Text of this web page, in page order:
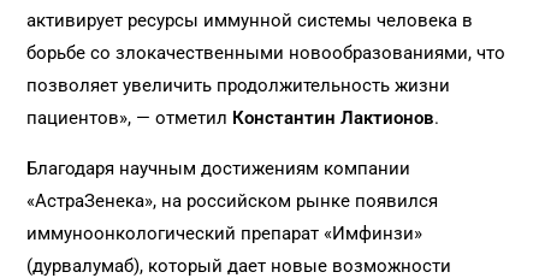
активирует ресурсы иммунной системы человека в
борьбе со злокачественными новообразованиями, что
позволяет увеличить продолжительность жизни
пациентов», — отметил Константин Лактионов.
Благодаря научным достижениям компании
«АстраЗенека», на российском рынке появился
иммуноонкологический препарат «Имфинзи»
(дурвалумаб), который дает новые возможности